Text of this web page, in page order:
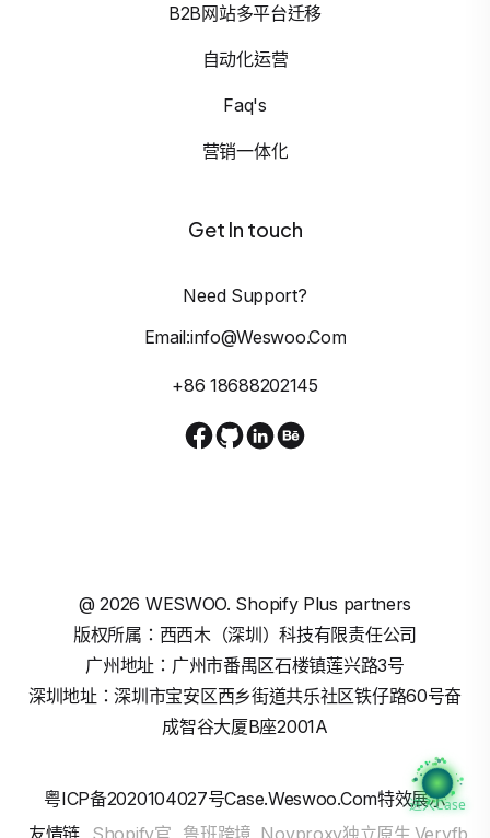
进入Case
B2B网站多平台迁移
自动化运营
Faq's
营销一体化
Get In touch
Need Support?
Email:info@weswoo.com
+86 18688202145
@2026 WESWOO. Shopify Plus partners
版权所属：西西木（深圳）科技有限责任公司
广州地址：广州市番禺区石楼镇莲兴路3号
深圳地址：深圳市宝安区西乡街道共乐社区铁仔路60号奋
成智谷大厦B座2001A
粤ICP备2020104027号Case.weswoo.com特效展示
友情链 Shopify官 鲁班跨境 Novproxy独立原生 Veryfb